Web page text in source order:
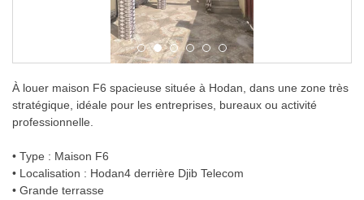
À louer maison F6 spacieuse située à Hodan, dans une zone très
stratégique, idéale pour les entreprises, bureaux ou activité
professionnelle.
• Type : Maison F6
• Localisation : Hodan4 derrière Djib Telecom
• Grande terrasse